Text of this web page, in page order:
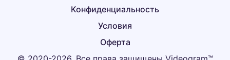
Оферта
Условия
Конфиденциальность